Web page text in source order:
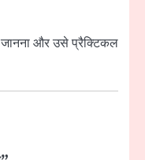
जानना और उसे प्रैक्टिकल